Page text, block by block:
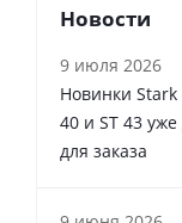
Новости
9 июля 2026
Новинки Stark
40 и ST 43
для заказа